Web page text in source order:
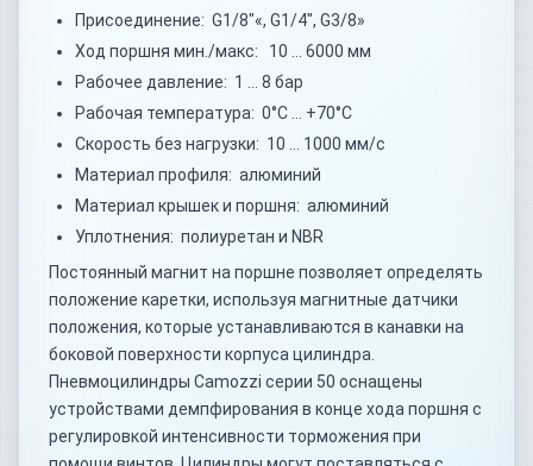
Присоединение: G1/8"«, G1/4", G3/8»
Ход поршня мин./макс: 10 … 6000 мм
Рабочее давление: 1 … 8 бар
Рабочая температура: 0°C … +70°C
Скорость без нагрузки: 10 … 1000 мм/с
Материал профиля: алюминий
Материал крышек и поршня: алюминий
Уплотнения: полиуретан и NBR
Постоянный магнит на поршне позволяет определять
положение каретки, используя магнитные датчики
положения, которые устанавливаются в канавки на
боковой поверхности корпуса цилиндра.
Пневмоцилиндры Camozzi серии 50 оснащены
устройствами демпфирования в конце хода поршня с
регулировкой интенсивности торможения при